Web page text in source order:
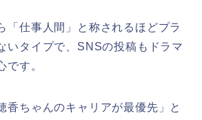
「仕事人間」と称されるほどプラ
いタイプで、SNSの投稿もドラマ
です。
香ちゃんのキャリアが最優先」と